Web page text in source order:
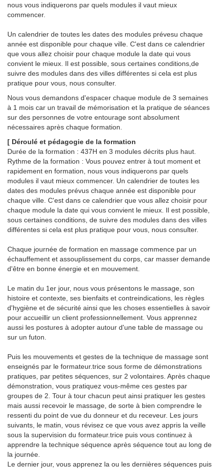
nous vous indiquerons par quels modules il vaut mieux
commencer.
Un calendrier de toutes les dates des modules prévesu chaque
année est disponible pour chaque ville. C'est dans ce calendrier
que vous allez choisir pour chaque module la date qui vous
convient le mieux. Il est possible, sous certaines conditions,de
suivre des modules dans des villes différentes si cela est plus
pratique pour vous, nous consulter.
Nous vous demandons d'espacer chaque module de 3 semaines
à 1 mois car un travail de mémorisation et la pratique de séances
sur des personnes de votre entourage sont absolument
nécessaires après chaque formation.
[ Déroulé et pédagogie de la formation
Durée de la formation : 437H en 3 modules décrits plus haut.
Rythme de la formation : Vous pouvez entrer à tout moment et
rapidement en formation, nous vous indiquerons par quels
modules il vaut mieux commencer. Un calendrier de toutes les
dates des modules prévus chaque année est disponible pour
chaque ville. C'est dans ce calendrier que vous allez choisir pour
chaque module la date qui vous convient le mieux. Il est possible,
sous certaines conditions, de suivre des modules dans des villes
différentes si cela est plus pratique pour vous, nous consulter.
Chaque journée de formation en massage commence par un
échauffement et assouplissement du corps, car masser demande
d'être en bonne énergie et en mouvement.
Le matin du 1er jour, nous vous présentons le massage, son
histoire et contexte, ses bienfaits et contreindications, les règles
d'hygiène et de sécurité ainsi que les choses essentielles à savoir
pour accueillir un client professionnellement. Vous apprennez
aussi les postures à adopter autour d'une table de massage ou
sur un futon.
Puis les mouvements et gestes de la technique de massage sont
enseignés par le formateur.trice sous forme de démonstrations
pratiques, par petites séquences, sur 2 volontaires. Après chaque
démonstration, vous pratiquez vous-même ces gestes par
groupes de 2. Tour à tour chacun peut ainsi pratiquer les gestes
mais aussi recevoir le massage, de sorte à bien comprendre le
ressenti du point de vue du donneur et du receveur. Les jours
suivants, le matin, vous révisez ce que vous avez appris la veille
sous la supervision du formateur.trice puis vous continuez à
apprendre la technique séquence après séquence tout au long de
la journée.
Le dernier jour, vous apprenez la ou les dernières séquences puis